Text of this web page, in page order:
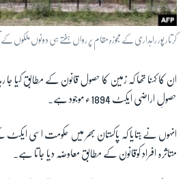
کرتار پور راہداری کے مجوزہ مقام پر رواں ہفتے ہی دونوں
ان کا کہنا تھا کہ زمین کا حصول قانون کے مطابق کیا
حصولِ اراضی ایکٹ 1894ء موجود ہے۔
انہوں نے بتایا کہ پاکستان بھر میں حکومت اسی
متاثرہ افراد کوقانون کے مطابق معاوضہ دیا جاتا ہے۔